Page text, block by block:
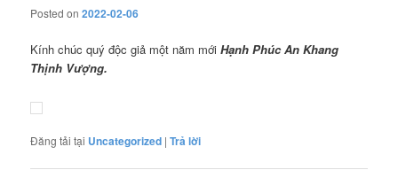
Posted on2022-02-06
Kính chúc quý độc giả một năm mới Hạnh Phúc An Khang
Thịnh Vượng.
Đăng tải tại Uncategorized |Trả lời